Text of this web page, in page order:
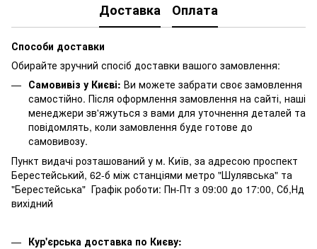
Доставка Оплата
Способи доставки
Обирайте зручний спосіб доставки вашого замовлення:
Самовивіз у Києві: Ви можете забрати своє замовлення
самостійно. Після оформлення замовлення на сайті, наші
менеджери зв'яжуться з вами для уточнення деталей та
повідомлять, коли замовлення буде готове до
самовивозу.
Пункт видачі розташований у м. Київ, за адресою проспект
Берестейський, 62-б між станціями метро "Шулявська" та
"Берестейська" Графік роботи: Пн-Пт з 09:00 до 17:00, Сб,Нд
вихідний
Кур'єрська доставка по Києву: